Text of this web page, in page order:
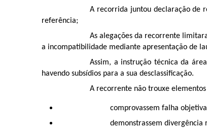
A recorrida juntou declaração de
referência;
As alegações da recorrente
a incompatibilidade mediante apresentação de
Assim, a instrução técnica da
havendo subsídios para a sua desclassificação.
A recorrente não trouxe elementos
comprovassem falha
demonstrassem